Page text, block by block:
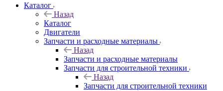
Каталог
Назад
Каталог
Двигатели
Запчасти и расходные материалы
Назад
Запчасти и расходные материалы
Запчасти для строительной техники
Назад
Запчасти для строительной техники